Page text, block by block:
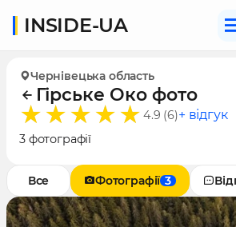
INSIDE-UA
Чернівецька область
Гірське Око фото
4.9 (6)+ відгук
3 фотографії
Все Фотографії 3